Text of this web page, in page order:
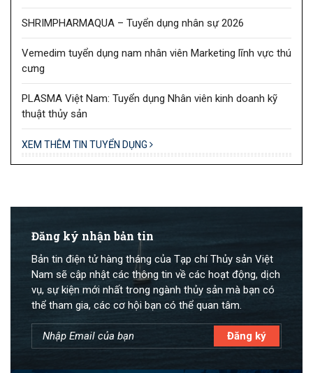
SHRIMPHARMAQUA – Tuyển dụng nhân sự 2026
Vemedim tuyển dụng nam nhân viên Marketing lĩnh vực thú
cưng
PLASMA Việt Nam: Tuyển dụng Nhân viên kinh doanh kỹ
thuật thủy sản
XEM THÊM TIN TUYỂN DỤNG
Đăng ký nhận bản tin
Bản tin điện tử hàng tháng của Tạp chí Thủy sản Việt
Nam sẽ cập nhật các thông tin về các hoạt động, dịch
vụ, sự kiện mới nhất trong ngành thủy sản mà bạn có
thể tham gia, các cơ hội bạn có thể quan tâm.